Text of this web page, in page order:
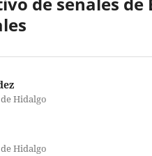
Hidalgo
Hidalgo